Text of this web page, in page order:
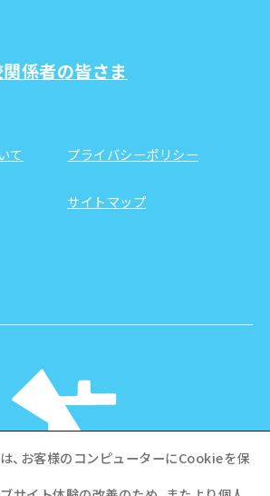
関係者の皆さま
て プライバシーポリシー
サイトマップ
、お客様のコンピューターにCookieを保